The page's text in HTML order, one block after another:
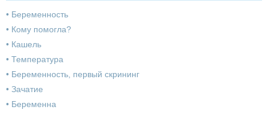
• Беременность
• Кому помогла?
• Кашель
• Температура
• Беременность, первый скрининг
• Зачатие
• Беременна